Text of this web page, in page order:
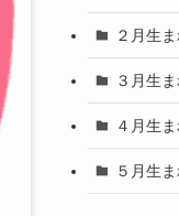
２月生
３月生
４月生
５月生